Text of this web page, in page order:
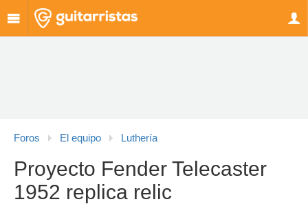
Foros El equipo Luthería
Proyecto Fender Telecaster
1952 replica relic